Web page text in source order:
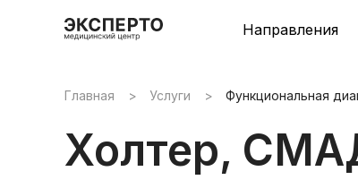
Направления
Функциональная
>
Услуги
>
Главная
Холтер,